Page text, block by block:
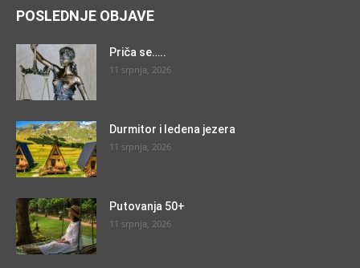
POSLEDNJE OBJAVE
Priča se…..
11 srpnja, 2026
Durmitor i ledena jezera
11 srpnja, 2026
Putovanja 50+
11 srpnja, 2026